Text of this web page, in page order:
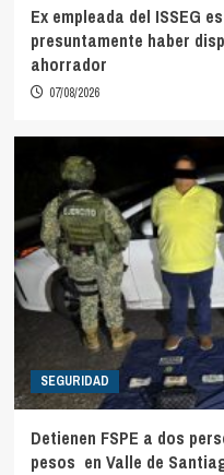
Ex empleada del ISSEG
presuntamente haber
ahorrador
07/08/2026
SEGURIDAD
Detienen FSPE a dos
pesos en Valle de